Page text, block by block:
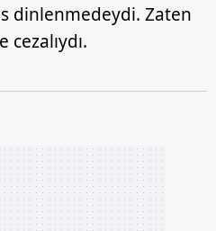
dinlenmedeydi. Zaten